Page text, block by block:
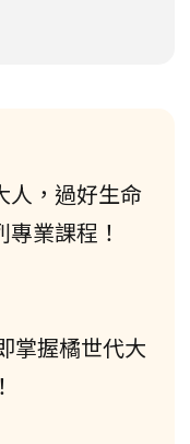
人，過好生命
業課程！
掌握橘世代大